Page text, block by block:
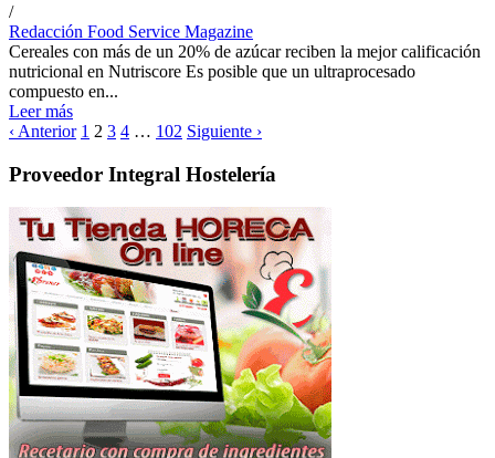
/
Redacción Food Service Magazine
Cereales con más de un 20% de azúcar reciben la mejor calificación
nutricional en Nutriscore Es posible que un ultraprocesado
compuesto en...
Leer más
‹ Anterior 1 2 3 4 … 102 Siguiente ›
Proveedor Integral Hostelería